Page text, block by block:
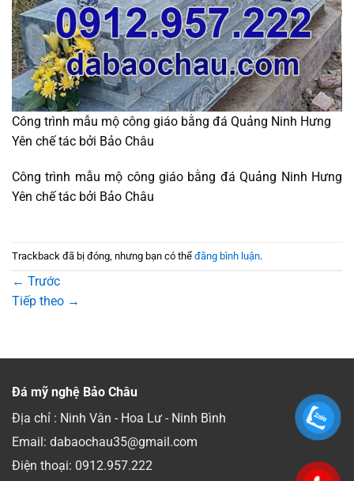
Công trình mẫu mộ công giáo bằng đá Quảng Ninh Hưng
Yên chế tác bởi Bảo Châu
Công trình mẫu mộ công giáo bằng đá Quảng Ninh Hưng
Yên chế tác bởi Bảo Châu
Trackback đã bị đóng, nhưng bạn có thể đăng bình luận.
← Trước
Tiếp theo →
Đá mỹ nghệ Bảo Châu
Địa chỉ : Ninh Vân - Hoa Lư - Ninh Bình
Email: dabaochau35@gmail.com
Điện thoại: 0912.957.222